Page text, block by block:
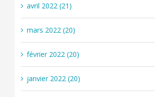
avril 2022 (21)
mars 2022 (20)
février 2022 (20)
janvier 2022 (20)